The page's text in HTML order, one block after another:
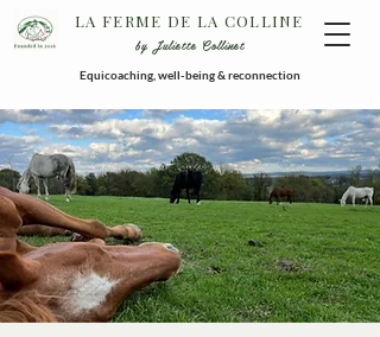
LA FERME DE LA COLLINE
by Juliette Collinet
Equicoaching, well-being & reconnection